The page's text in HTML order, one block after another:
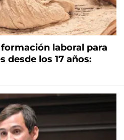
laboral para
desde los 17 años: